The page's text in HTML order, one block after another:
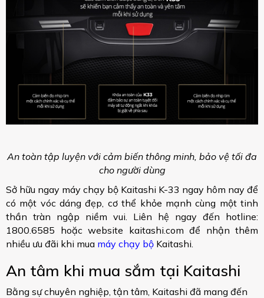
An toàn tập luyện với cảm biến thông minh, bảo vệ tối đa
cho người dùng
Sở hữu ngay máy chạy bộ Kaitashi K-33 ngay hôm nay để
có một vóc dáng đẹp, cơ thể khỏe mạnh cùng một tinh
thần tràn ngập niềm vui. Liên hệ ngay đến hotline:
1800.6585 hoặc website kaitashi.com để nhận thêm
nhiều ưu đãi khi mua máy chạy bộ Kaitashi.
An tâm khi mua sắm tại Kaitashi
Bằng sự chuyên nghiệp, tận tâm, Kaitashi đã mang đến